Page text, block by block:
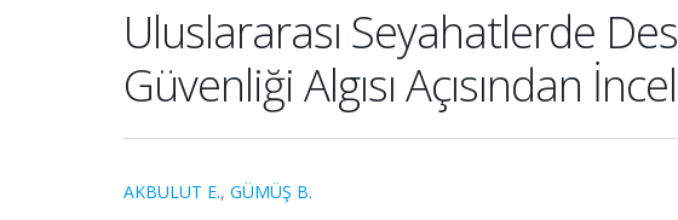
Uluslararası Seyahatlerde
Güvenliği Algısı Açısından
AKBULUT E., GÜMÜŞ B.